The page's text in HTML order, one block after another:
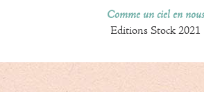
Comme un ciel en nous
Editions Stock 2021